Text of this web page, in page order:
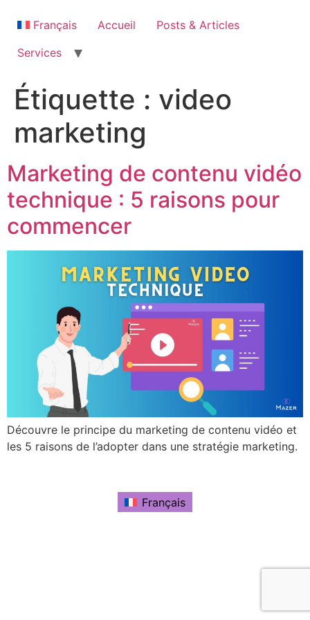
Français Accueil
Posts & Articles
Services
Étiquette : video
marketing
Marketing de contenu vidéo
technique : 5 raisons pour
commencer
Découvre le principe du marketing de contenu vidéo et
les 5 raisons de l’adopter dans une stratégie marketing.
Français